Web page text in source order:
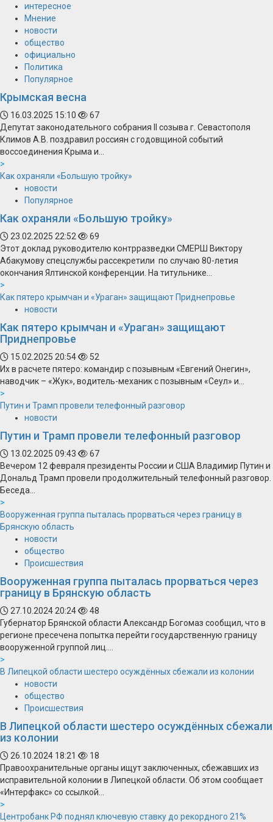
интересное
Мнение
новости
общество
официально
Политика
Популярное
Крымская весна
16.03.2025 15:10
67
Депутат законодательного собрания II созыва г. Севастополя
Климов А.В. поздравил россиян с годовщиной событий
воссоединения Крыма и...
>
Как охраняли «Большую тройку»
новости
Популярное
Как охраняли «Большую тройку»
23.02.2025 22:52
69
Этот доклад руководителю контрразведки СМЕРШ Виктору
Абакумову спецслужбы рассекретили по случаю 80-летия
окончания Ялтинской конференции. На титульнике...
>
Как пятеро крымчан и «Ураган» защищают Приднепровье
новости
Как пятеро крымчан и «Ураган» защищают
Приднепровье
15.02.2025 20:54
52
Их в расчете пятеро: командир с позывным «Евгений Онегин»,
наводчик – «Жук», водитель-механик с позывным «Сеул» и...
>
Путин и Трамп провели телефонный разговор
новости
Путин и Трамп провели телефонный разговор
13.02.2025 09:43
67
Вечером 12 февраля президенты России и США Владимир Путин и
Дональд Трамп провели продолжительный телефонный разговор.
Беседа...
>
Вооруженная группа пыталась прорваться через границу в
Брянскую область
новости
общество
Происшествия
Вооруженная группа пыталась прорваться через
границу в Брянскую область
27.10.2024 20:24
48
Губернатор Брянской области Александр Богомаз сообщил, что в
регионе пресечена попытка перейти государственную границу
вооруженной группой лиц....
>
В Липецкой области шестеро осуждённых сбежали из колонии
новости
общество
Происшествия
В Липецкой области шестеро осуждённых сбежали
из колонии
26.10.2024 18:21
18
Правоохранительные органы ищут заключенных, сбежавших из
исправительной колонии в Липецкой области. Об этом сообщает
«Интерфакс» со ссылкой...
>
Центробанк РФ поднял ключевую ставку до рекордного 21%